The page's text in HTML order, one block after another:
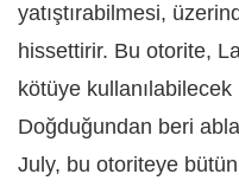
yatıştırabilmesi,
hissettirir. Bu otorite,
kötüye
Doğduğundan beri
July, bu otoriteye